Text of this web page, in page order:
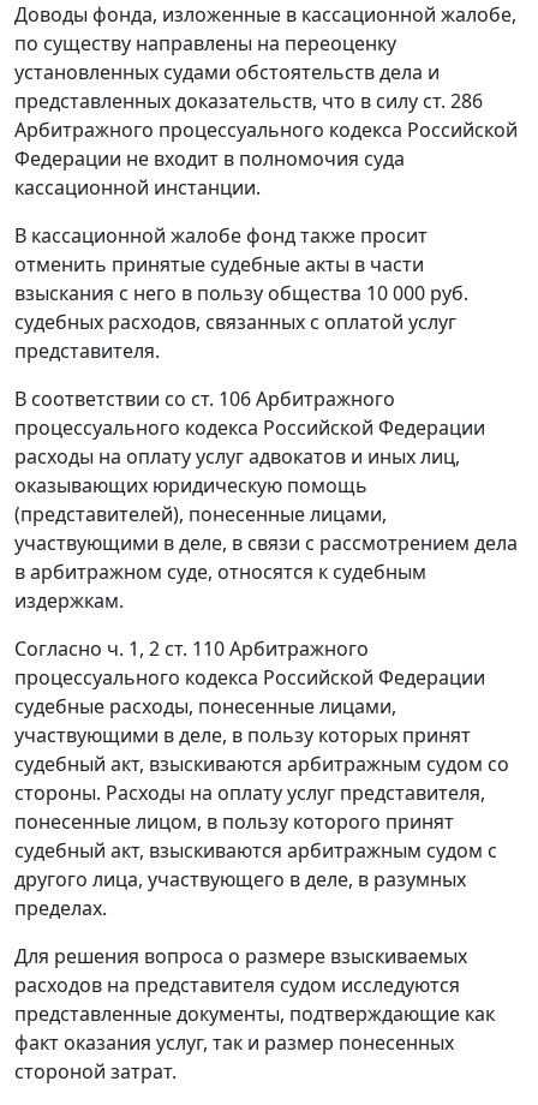
Доводы фонда, изложенные в кассационной жалобе,
по существу направлены на переоценку
установленных судами обстоятельств дела и
представленных доказательств, что в силу ст. 286
Арбитражного процессуального кодекса Российской
Федерации не входит в полномочия суда
кассационной инстанции.
В кассационной жалобе фонд также просит
отменить принятые судебные акты в части
взыскания с него в пользу общества 10 000 руб.
судебных расходов, связанных с оплатой услуг
представителя.
В соответствии со ст. 106Арбитражного
процессуального кодекса Российской Федерации
расходы на оплату услуг адвокатов и иных лиц,
оказывающих юридическую помощь
(представителей), понесенные лицами,
участвующими в деле, в связи с рассмотрением дела
в арбитражном суде, относятся к судебным
издержкам.
Согласно ч. 1, 2 ст. 110Арбитражного
процессуального кодекса Российской Федерации
судебные расходы, понесенные лицами,
участвующими в деле, в пользу которых принят
судебный акт, взыскиваются арбитражным судом со
стороны. Расходы на оплату услуг представителя,
понесенные лицом, в пользу которого принят
судебный акт, взыскиваются арбитражным судом с
другого лица, участвующего в деле, в разумных
пределах.
Для решения вопроса о размере взыскиваемых
расходов на представителя судом исследуются
представленные документы, подтверждающие как
факт оказания услуг, так и размер понесенных
стороной затрат.